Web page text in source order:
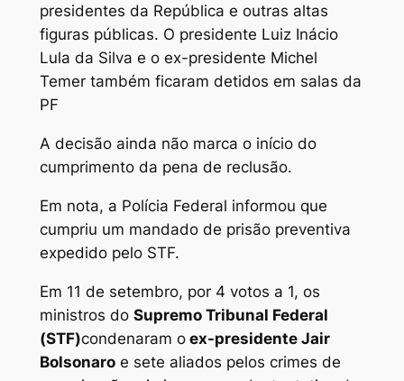
presidentes da República e outras altas
figuras públicas. O presidente Luiz Inácio
Lula da Silva e o ex-presidente Michel
Temer também ficaram detidos em salas da
PF
A decisão ainda não marca o início do
cumprimento da pena de reclusão.
Em nota, a Polícia Federal informou que
cumpriu um mandado de prisão preventiva
expedido pelo STF.
Em 11 de setembro, por 4 votos a 1, os
ministros do Supremo Tribunal Federal
(STF)condenaram oex-presidente Jair
Bolsonaroe sete aliados pelos crimes de